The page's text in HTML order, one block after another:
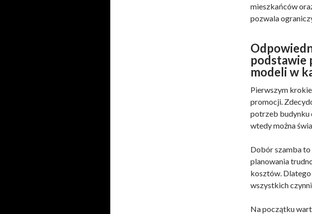
mieszkańców
pozwala
podstawie
modeli w
Pierwszym
promocji.
potrzeb budynku
wtedy można
Dobór szamba to
planowania
kosztów. Dlatego
wszystkich
Na początku